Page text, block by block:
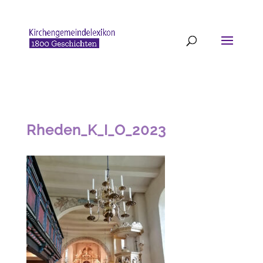
Rheden_K_I_O_2023